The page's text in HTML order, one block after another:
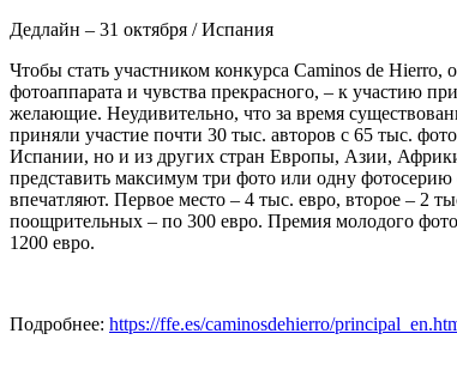
Дедлайн – 31 октября / Испания
Чтобы стать участником конкурса Caminos de
фотоаппарата и чувства прекрасного, – к участию
желающие. Неудивительно, что за время
приняли участие почти 30 тыс. авторов с 65 тыс.
Испании, но и из других стран Европы, Азии,
представить максимум три фото или одну
впечатляют. Первое место – 4 тыс. евро, второе – 2
поощрительных – по 300 евро. Премия молодого
1200 евро.
Подробнее: https://ffe.es/caminosdehierro/